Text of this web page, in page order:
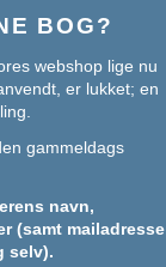
BOG?
webshop lige nu
er lukket; en
gammeldags
navn,
(samt mailadresse
selv).